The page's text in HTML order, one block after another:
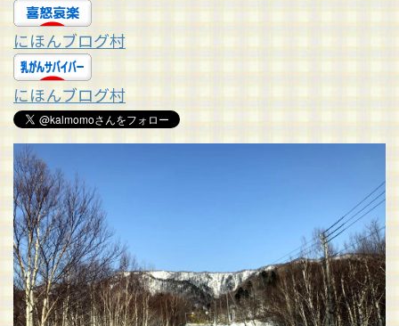
にほんブログ村
にほんブログ村